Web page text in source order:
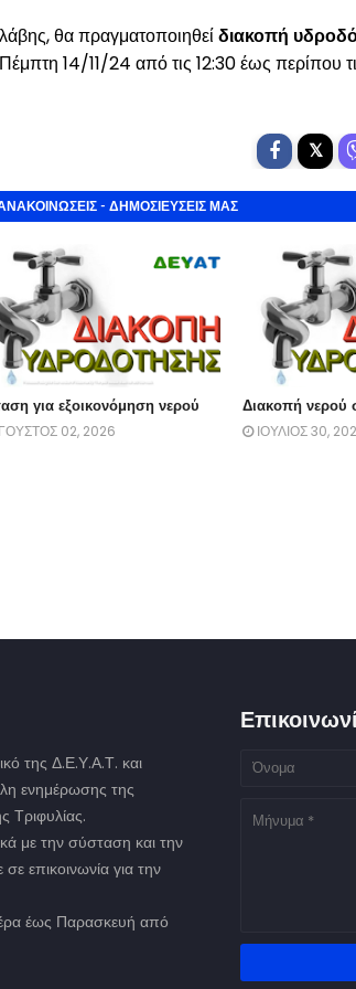
θα πραγματοποιηθείδιακοπή
14/11/24 από τις 12:30 έως περίπου
- ΔΗΜΟΣΙΕΥΣΕΙΣ ΜΑΣ
για εξοικονόμηση νερού
02, 2026
Διακοπή νερού
ΙΟΥΛΙΟΣ 30,
της Δ.Ε.Υ.Α.Τ. και
ενημέρωσης της
Τριφυλίας.
με την σύσταση και την
επικοινωνία για την
έως Παρασκευή από